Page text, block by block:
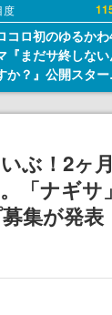
度
コロ初のゆるか
『まだサ終しな
か？』公開スター
主人公は新入社
ダイヤ、ゲーム
ぶ！2ヶ
「ナギサ
集が発